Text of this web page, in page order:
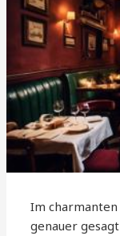
Im
genauer